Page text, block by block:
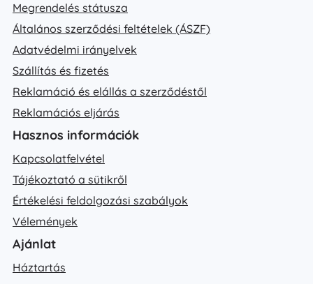
Megrendelés státusza
Általános szerződési feltételek (ÁSZF)
Adatvédelmi irányelvek
Szállítás és fizetés
Reklamáció és elállás a szerződéstől
Reklamációs eljárás
Hasznos információk
Kapcsolatfelvétel
Tájékoztató a sütikről
Értékelési feldolgozási szabályok
Vélemények
Ajánlat
Háztartás